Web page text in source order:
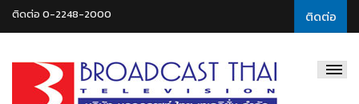
ติดต่อ
ติดต่อ 0-2248-2000